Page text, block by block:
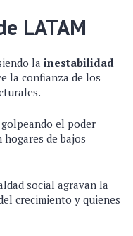
LATAM
la inestabilidad
la confianza de los
el poder
de bajos
social agravan la
crecimiento y quienes